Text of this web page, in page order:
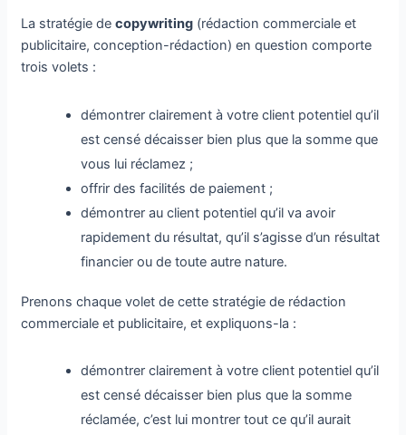
La stratégie decopywriting (rédaction commerciale et
publicitaire, conception-rédaction) en question comporte
trois volets :
démontrer clairement à votre client potentiel qu’il
est censé décaisser bien plus que la somme que
vous lui réclamez ;
offrir des facilités de paiement ;
démontrer au client potentiel qu’il va avoir
rapidement du résultat, qu’il s’agisse d’un résultat
financier ou de toute autre nature.
Prenons chaque volet de cette stratégie de rédaction
commerciale et publicitaire, et expliquons-la :
démontrer clairement à votre client potentiel qu’il
est censé décaisser bien plus que la somme
réclamée, c’est lui montrer tout ce qu’il aurait